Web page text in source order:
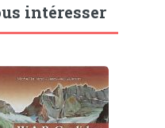
intéresser